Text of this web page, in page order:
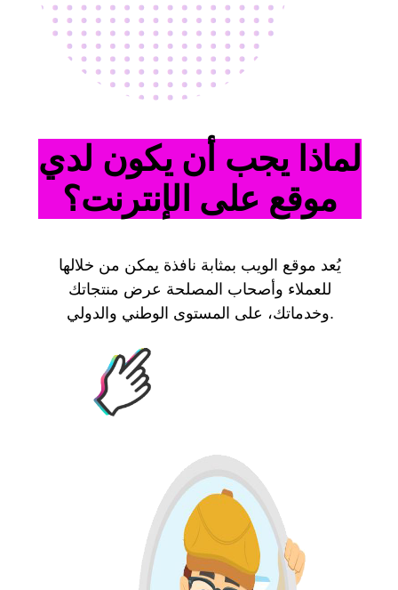
لماذا يجب أن يكون لدي
موقع على الإنترنت؟
يُعد موقع الويب بمثابة نافذة يمكن من خلالها
للعملاء وأصحاب المصلحة عرض منتجاتك
وخدماتك، على المستوى الوطني والدولي.